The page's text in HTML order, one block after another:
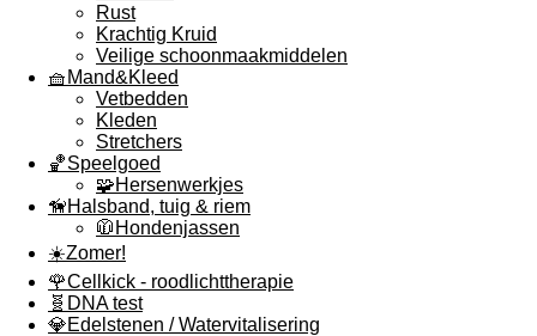
Rust
Krachtig Kruid
Veilige schoonmaakmiddelen
🧺Mand&Kleed
Vetbedden
Kleden
Stretchers
🏀Speelgoed
🧩Hersenwerkjes
🦮Halsband, tuig & riem
🧥Hondenjassen
☀️Zomer!
🌹Cellkick - roodlichttherapie
🧬DNA test
💎Edelstenen / Watervitalisering